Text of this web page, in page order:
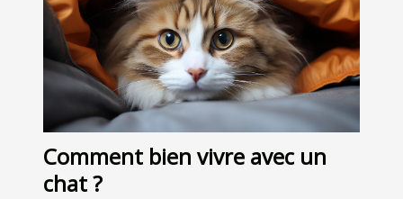
Comment bien vivre avec un
chat ?